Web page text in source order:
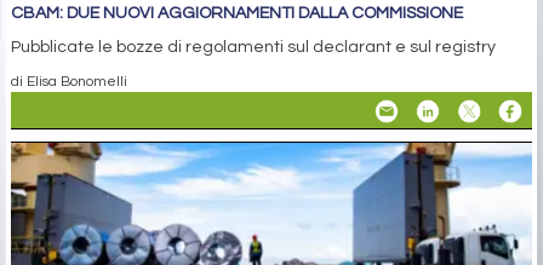
CBAM: DUE NUOVI AGGIORNAMENTI DALLA COMMISSIONE
Pubblicate le bozze di regolamenti sul declarant e sul registry
di Elisa Bonomelli